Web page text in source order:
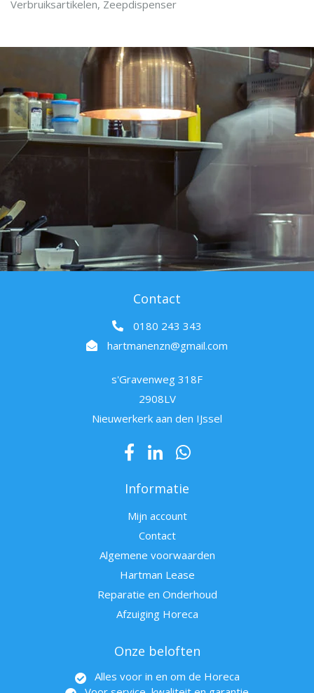
Verbruiksartikelen, Zeepdispenser
Contact
0180 243 343
hartmanenzn@gmail.com
s'Gravenweg 318F
2908LV
Nieuwerkerk aan den IJssel
Informatie
Mijn account
Contact
Algemene voorwaarden
Hartman Lease
Reparatie en Onderhoud
Afzuiging Horeca
Onze beloften
Alles voor in en om de Horeca